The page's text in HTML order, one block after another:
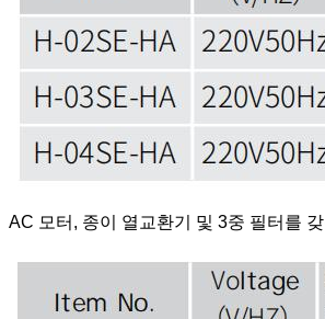
AC 모터, 종이 열교환기 및 3중 필터를